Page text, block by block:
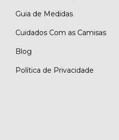
Guia de Medidas
Cuidados Com as Camisas
Blog
Política de Privacidade